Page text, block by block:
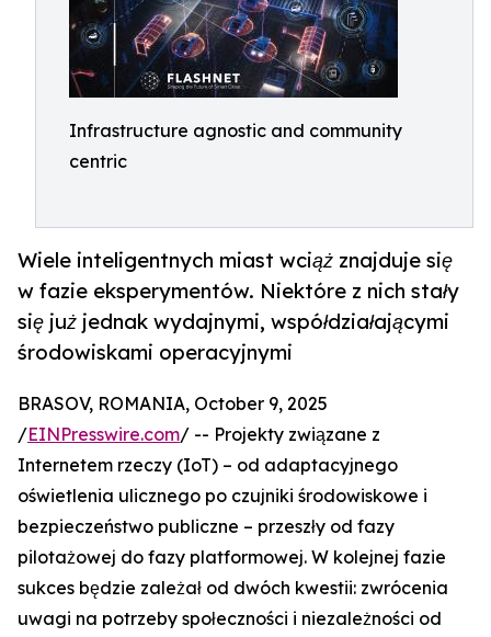
Infrastructure agnostic and community
centric
Wiele inteligentnych miast wciąż znajduje się
w fazie eksperymentów. Niektóre z nich stały
się już jednak wydajnymi, współdziałającymi
środowiskami operacyjnymi
BRASOV, ROMANIA, October 9, 2025
/EINPresswire.com/ -- Projekty związane z
Internetem rzeczy (IoT) – od adaptacyjnego
oświetlenia ulicznego po czujniki środowiskowe i
bezpieczeństwo publiczne – przeszły od fazy
pilotażowej do fazy platformowej. W kolejnej fazie
sukces będzie zależał od dwóch kwestii: zwrócenia
uwagi na potrzeby społeczności i niezależności od